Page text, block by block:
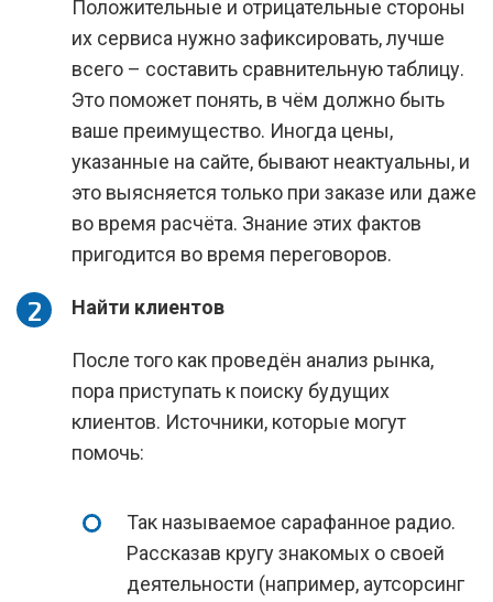
Положительные и отрицательные стороны
их сервиса нужно зафиксировать, лучше
всего – составить сравнительную таблицу.
Это поможет понять, в чём должно быть
ваше преимущество. Иногда цены,
указанные на сайте, бывают неактуальны, и
это выясняется только при заказе или даже
во время расчёта. Знание этих фактов
пригодится во время переговоров.
Найти клиентов
После того как проведён анализ рынка,
пора приступать к поиску будущих
клиентов. Источники, которые могут
помочь:
Так называемое сарафанное радио.
Рассказав кругу знакомых о своей
деятельности (например, аутсорсинг